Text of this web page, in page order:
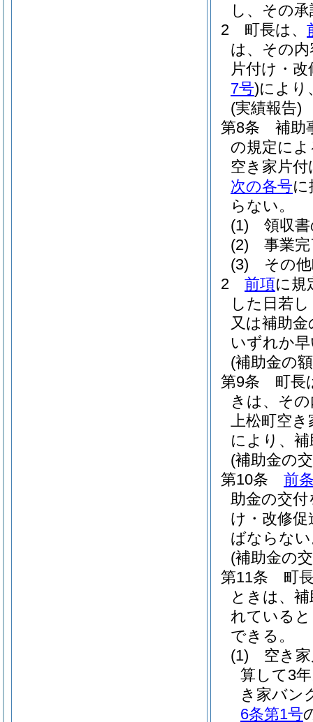
し、その
2
町長は、
は、その
片付け・
7号)により
(実績報告)
第8条
補助
の規定に
空き家片
次の各号
らない。
(1)
領収
(2)
事業
(3)
その
2
前項に規
した日若
又は補助
いずれか
(補助金の
第9条
町長
きは、そ
上松町空き
により、
(補助金の
第10条
前
助金の交
け・改修促
ばならな
(補助金の
第11条
町
ときは、
れている
できる。
(1)
空き
算して3
き家バン
6条第1号